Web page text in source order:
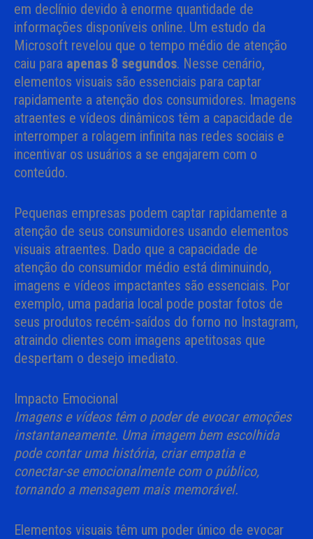
em declínio devido à enorme quantidade de
informações disponíveis online. Um estudo da
Microsoft revelou que o tempo médio de atenção
caiu para apenas 8 segundos. Nesse cenário,
elementos visuais são essenciais para captar
rapidamente a atenção dos consumidores. Imagens
atraentes e vídeos dinâmicos têm a capacidade de
interromper a rolagem infinita nas redes sociais e
incentivar os usuários a se engajarem com o
conteúdo.
Pequenas empresas podem captar rapidamente a
atenção de seus consumidores usando elementos
visuais atraentes. Dado que a capacidade de
atenção do consumidor médio está diminuindo,
imagens e vídeos impactantes são essenciais. Por
exemplo, uma padaria local pode postar fotos de
seus produtos recém-saídos do forno no Instagram,
atraindo clientes com imagens apetitosas que
despertam o desejo imediato.
Impacto Emocional
Imagens e vídeos têm o poder de evocar emoções
instantaneamente. Uma imagem bem escolhida
pode contar uma história, criar empatia e
conectar-se emocionalmente com o público,
tornando a mensagem mais memorável.
Elementos visuais têm um poder único de evocar